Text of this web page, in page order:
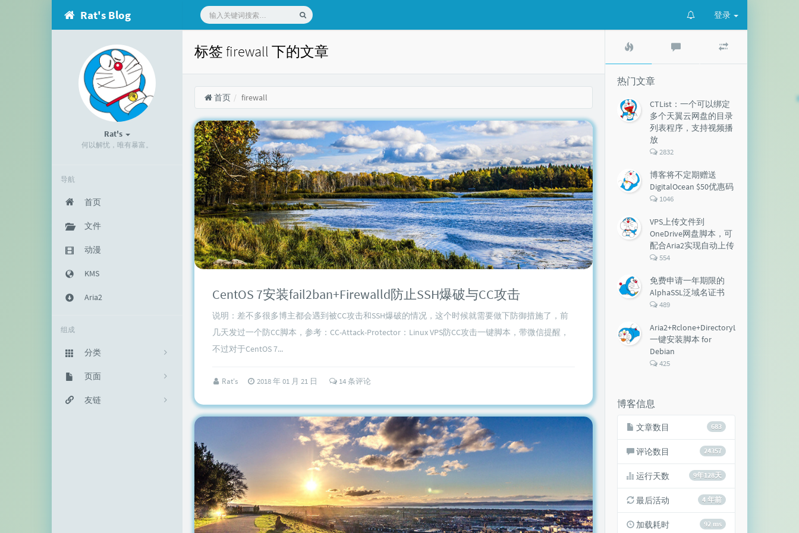
Rat's Blog 登录
Rat's
何以解忧，唯有暴富。
导航
首页
文件
动漫
KMS
Aria2
组成
分类
333
主机教程
235
建站知识
页面
归档栏
友链
标签 firewall 下的文章
首页 firewall
CentOS 7安装fail2ban+Firewalld防止SSH爆破与CC攻击
说明：差不多很多博主都会遇到被CC攻击和SSH爆破的情况，这个时候就需要做下防御措施了，前
几天发过一个防CC脚本，参考：CC-Attack-Protector：Linux VPS防CC攻击一键脚本，带微信提醒，
不过对于CentOS 7...
Rat's 2018 年 01 月 21 日 14 条评论
文
章
评
文
热门文章
CTList：一个可以绑定
多个天翼云网盘的目录
列表程序，支持视频播
放
评
数：
2832
博客将不定期赠送
DigitalOcean $50优惠码
评
数：
1046
VPS上传文件到
OneDrive网盘脚本，可
配合Aria2实现自动上传
评
数：
554
免费申请一年期限的
AlphaSSL泛域名证书
评
数：
489
Aria2+Rclone+DirectoryLister+Aria2Ng
一键安装脚本 for
Debian
评
425
博客信息
683
文章数目
24357
评论数目
9年128天
运行天数
4 年前
最后活动
92 ms
加载耗时